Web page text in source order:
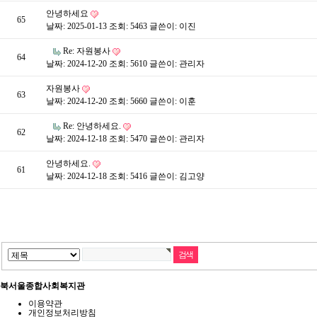
65
안녕하세요
날짜: 2025-01-13 조회: 5463 글쓴이: 이진
64
Re: 자원봉사
날짜: 2024-12-20 조회: 5610 글쓴이: 관리자
63
자원봉사
날짜: 2024-12-20 조회: 5660 글쓴이: 이훈
62
Re: 안녕하세요.
날짜: 2024-12-18 조회: 5470 글쓴이: 관리자
61
안녕하세요.
날짜: 2024-12-18 조회: 5416 글쓴이: 김고양
북서울종합사회복지관
이용약관
개인정보처리방침